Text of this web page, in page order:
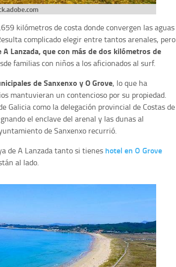
kilómetros de costa donde convergen las aguas
complicado elegir entre tantos arenales, pero
A Lanzada, que con más de dos kilómetros de
familias con niños a los aficionados al surf.
de Sanxenxo y O Grove, lo que ha
mantuvieran un contencioso por su propiedad.
como la delegación provincial de Costas de
el enclave del arenal y las dunas al
de Sanxenxo recurrió.
de A Lanzada tanto si tienes hotel en O Grove
al lado.